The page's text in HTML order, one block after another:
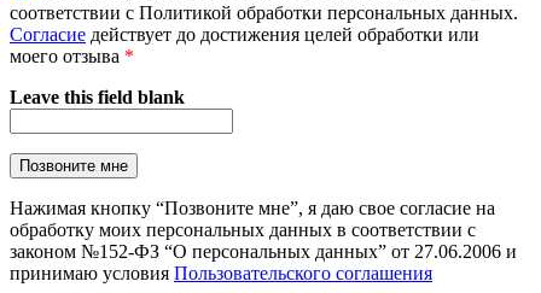
соответствии с Политикой обработки персональных данных.
Согласие действует до достижения целей обработки или
моего отзыва *
Leave this field blank
Нажимая кнопку “Позвоните мне”, я даю свое согласие на
обработку моих персональных данных в соответствии с
законом №152-ФЗ “О персональных данных” от 27.06.2006 и
принимаю условия Пользовательского соглашения